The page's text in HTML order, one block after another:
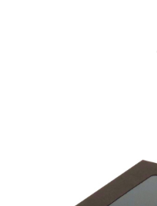
95 x 95 x 40 mm
картон